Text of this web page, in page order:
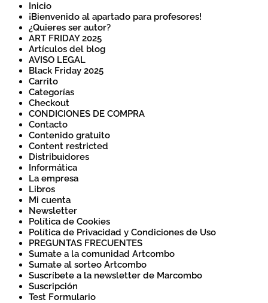
Inicio
¡Bienvenido al apartado para profesores!
¿Quieres ser autor?
ART FRIDAY 2025
Artículos del blog
AVISO LEGAL
Black Friday 2025
Carrito
Categorías
Checkout
CONDICIONES DE COMPRA
Contacto
Contenido gratuito
Content restricted
Distribuidores
Informática
La empresa
Libros
Mi cuenta
Newsletter
Política de Cookies
Política de Privacidad y Condiciones de Uso
PREGUNTAS FRECUENTES
Sumate a la comunidad Artcombo
Sumate al sorteo Artcombo
Suscríbete a la newsletter de Marcombo
Suscripción
Test Formulario